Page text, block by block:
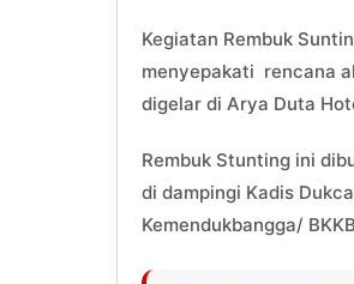
Kegiatan Rembuk
menyepakati rencana
digelar di Arya Duta
Rembuk Stunting ini
di dampingi Kadis
Kemendukbangga/